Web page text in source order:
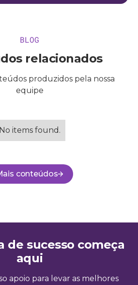
BLOG
relacionados
produzidos pela nossa
equipe
No items found.
conteúdos
de sucesso começa
aqui
apoio para levar as melhores